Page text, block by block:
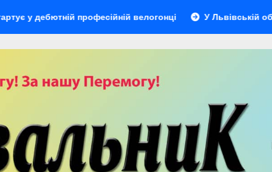
професійній велогонці У Львівській області